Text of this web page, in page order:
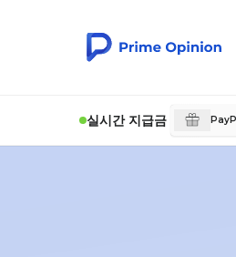
실시간 지급금